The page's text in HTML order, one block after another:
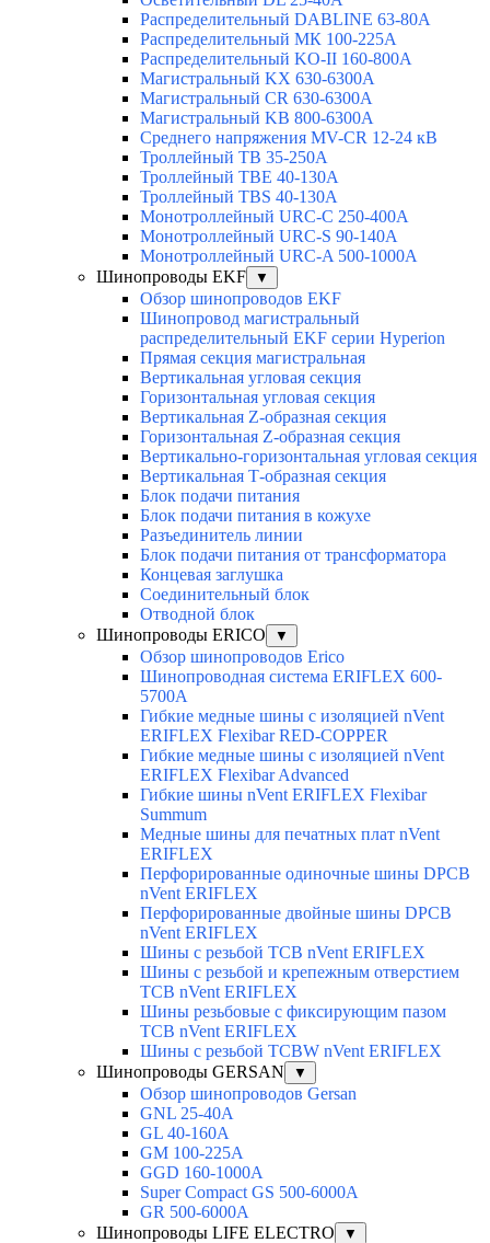
Распределительный DABLINE 63-80A
Распределительный МК 100-225А
Распределительный KO-II 160-800А
Магистральный KX 630-6300А
Магистральный CR 630-6300А
Магистральный KB 800-6300А
Среднего напряжения MV-CR 12-24 кВ
Троллейный TB 35-250A
Троллейный TBE 40-130A
Троллейный TBS 40-130A
Монотроллейный URC-C 250-400A
Монотроллейный URC-S 90-140A
Монотроллейный URC-A 500-1000A
Шинопроводы EKF
▼
Обзор шинопроводов EKF
Шинопровод магистральный
распределительный EKF серии Hyperion
Прямая секция магистральная
Вертикальная угловая секция
Горизонтальная угловая секция
Вертикальная Z-образная секция
Горизонтальная Z-образная секция
Вертикально-горизонтальная угловая секция
Вертикальная Т-образная секция
Блок подачи питания
Блок подачи питания в кожухе
Разъединитель линии
Блок подачи питания от трансформатора
Концевая заглушка
Соединительный блок
Отводной блок
Шинопроводы ERICO
▼
Обзор шинопроводов Erico
Шинопроводная система ERIFLEX 600-
5700A
Гибкие медные шины с изоляцией nVent
ERIFLEX Flexibar RED-COPPER
Гибкие медные шины с изоляцией nVent
ERIFLEX Flexibar Advanced
Гибкие шины nVent ERIFLEX Flexibar
Summum
Медные шины для печатных плат nVent
ERIFLEX
Перфорированные одиночные шины DPCB
nVent ERIFLEX
Перфорированные двойные шины DPCB
nVent ERIFLEX
Шины с резьбой TCB nVent ERIFLEX
Шины с резьбой и крепежным отверстием
TCB nVent ERIFLEX
Шины резьбовые с фиксирующим пазом
TCB nVent ERIFLEX
Шины с резьбой TCBW nVent ERIFLEX
Шинопроводы GERSAN
▼
Обзор шинопроводов Gersan
GNL 25-40A
GL 40-160A
GM 100-225A
GGD 160-1000A
Super Compact GS 500-6000A
GR 500-6000A
Шинопроводы LIFE ELECTRO
▼